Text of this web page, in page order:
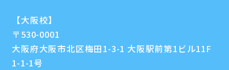
【大阪校】
〒530-0001
大阪府大阪市北区梅田1-3-1 大阪駅前第1ビル11F
1-1-1号